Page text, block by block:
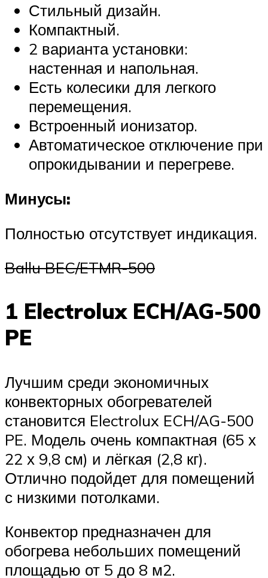
Стильный дизайн.
Компактный.
2 варианта установки:
настенная и напольная.
Есть колесики для легкого
перемещения.
Встроенный ионизатор.
Автоматическое отключение при
опрокидывании и перегреве.
Минусы:
Полностью отсутствует индикация.
Ballu BEC/ETMR-500
1 Electrolux ECH/AG-500
PE
Лучшим среди экономичных
конвекторных обогревателей
становится Electrolux ECH/AG-500
PE. Модель очень компактная (65 х
22 х 9,8 см) и лёгкая (2,8 кг).
Отлично подойдет для помещений
с низкими потолками.
Конвектор предназначен для
обогрева небольших помещений
площадью от 5 до 8 м2.